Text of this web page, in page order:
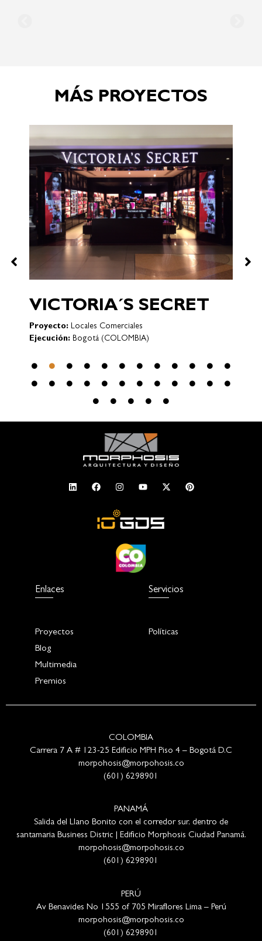
MÁS PROYECTOS
VICTORIA´S SECRET
Proyecto: Locales Comerciales
Ejecución: Bogotá (COLOMBIA)
Enlaces
Proyectos
Blog
Multimedia
Premios
Servicios
Políticas
COLOMBIA
Carrera 7 A # 123-25 Edificio MPH Piso 4 – Bogotá D.C
morpohosis@morpohosis.co
(601) 6298901
PANAMÁ
Salida del Llano Bonito con el corredor sur, dentro de
santamaria Business Distric | Edificio Morphosis Ciudad Panamá.
morpohosis@morpohosis.co
(601) 6298901
PERÚ
Av Benavides No 1555 of 705 Miraflores Lima – Perú
morpohosis@morpohosis.co
(601) 6298901